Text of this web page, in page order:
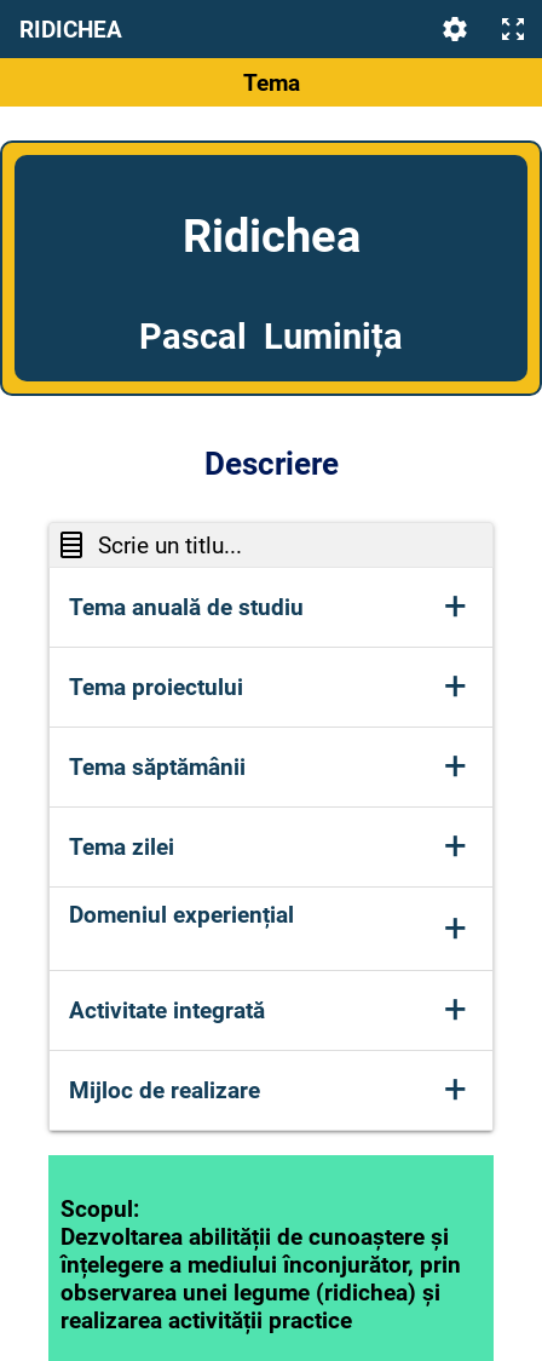
RIDICHEA
Tema
Ridichea
Pascal Luminița
Descriere
Scrie un titlu...
Tema anuală de studiu +
,,Când, cum și de ce se întâmplă?"
Tema proiectului +
,,Mult dorita primăvară"
Tema săptămânii +
,,În grădina de legume"
Tema zilei +
,,Ridichea"
Domeniul experiențial +
Domeniul Științe + Domeniul Om și
Societate
Activitate integrată +
,,Ridichea"
Mijloc de realizare +
observare, activitate practică
Scopul:
Dezvoltarea abilității de cunoaștere și
înțelegere a mediului înconjurător, prin
observarea unei legume (ridichea) și
realizarea activității practice